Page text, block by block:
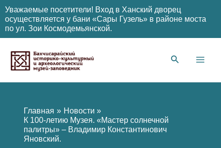
Уважаемые посетители! Вход в Ханский дворец
осуществляется у бани «Сары Гузель» в районе моста
по ул. Зои Космодемьянской.
содержимому
Главная
Новости
К 100-летию Музея. «Мастер солнечной
палитры» – Владимир Константинович
Яновский.